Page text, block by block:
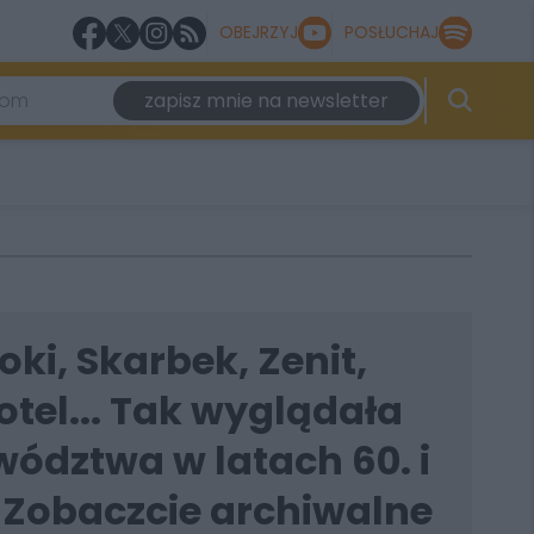
OBEJRZYJ POSŁUCHAJ
zapisz mnie na newsletter
Skarbek, Zenit,
Tak wyglądała
w latach 60. i
archiwalne